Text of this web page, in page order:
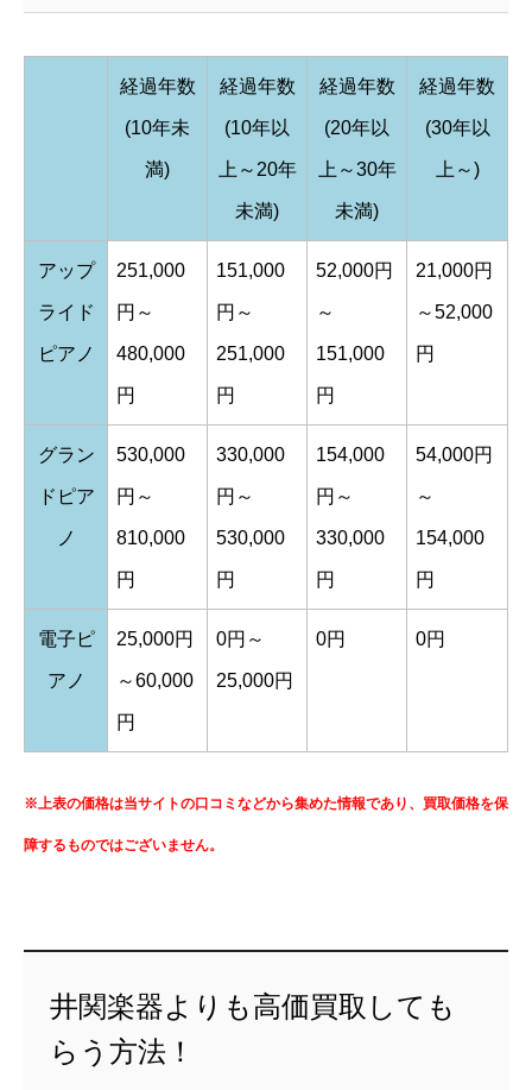
経過年数
(10年未
満)
経過年数
(10年以
上～20年
未満)
経過年数
(20年以
上～30年
未満)
経過年数
(30年以
上～)
アップ
ライド
ピアノ
251,000
円～
480,000
円
151,000
円～
251,000
円
52,000円
～
151,000
円
21,000円
～52,000
円
グラン
ドピア
ノ
530,000
円～
810,000
円
330,000
円～
530,000
円
154,000
円～
330,000
円
54,000円
～
154,000
円
電子ピ
アノ
25,000円
～60,000
円
0円～
25,000円
0円 0円
※上表の価格は当サイトの口コミなどから集めた情報であり、買取価格を保
障するものではございません。
井関楽器よりも高価買取しても
らう方法！